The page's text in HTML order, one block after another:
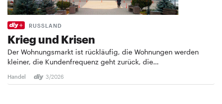
RUSSLAND
Krieg und Krisen
Der Wohnungsmarkt ist rückläufig, die Wohnungen werden
kleiner, die Kundenfrequenz geht zurück, die…
Handel 3/2026